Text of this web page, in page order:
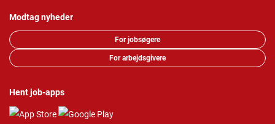
Modtag nyheder
For jobsøgere
For arbejdsgivere
Hent job-apps